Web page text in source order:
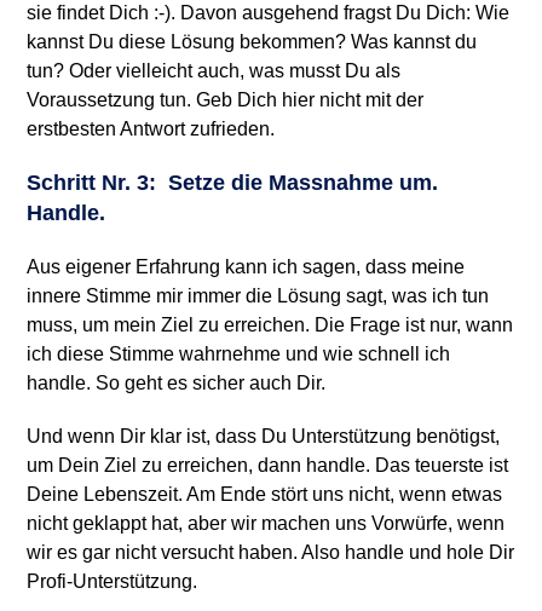
sie findet Dich :-). Davon ausgehend fragst Du Dich: Wie
kannst Du diese Lösung bekommen? Was kannst du
tun? Oder vielleicht auch, was musst Du als
Voraussetzung tun. Geb Dich hier nicht mit der
erstbesten Antwort zufrieden.
Schritt Nr. 3: Setze die Massnahme um.
Handle.
Aus eigener Erfahrung kann ich sagen, dass meine
innere Stimme mir immer die Lösung sagt, was ich tun
muss, um mein Ziel zu erreichen. Die Frage ist nur, wann
ich diese Stimme wahrnehme und wie schnell ich
handle. So geht es sicher auch Dir.
Und wenn Dir klar ist, dass Du Unterstützung benötigst,
um Dein Ziel zu erreichen, dann handle. Das teuerste ist
Deine Lebenszeit. Am Ende stört uns nicht, wenn etwas
nicht geklappt hat, aber wir machen uns Vorwürfe, wenn
wir es gar nicht versucht haben. Also handle und hole Dir
Profi-Unterstützung.